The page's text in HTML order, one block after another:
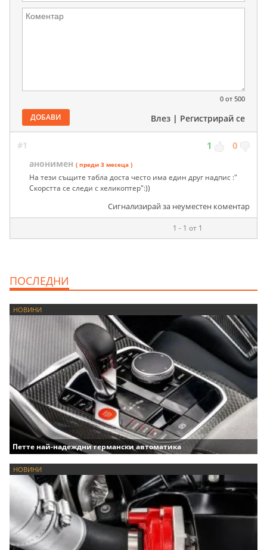
0 от 500
ДОБАВИ Влез | Регистрирай се
#1 1 0
анонимен ( преди 3 месеца )
На тези същите табла доста често има един друг надпис :"
Скорстта се следи с хеликоптер":))
Сигнализирай за неуместен коментар
1 - 1 от 1
ПОСЛЕДНИ
НОВИНИ
Петте най-надеждни германски автоматика
НОВИНИ